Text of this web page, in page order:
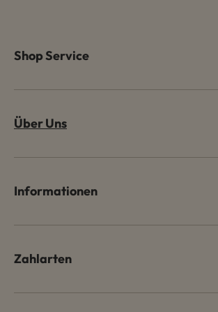
Shop Service
Über Uns
Informationen
Zahlarten